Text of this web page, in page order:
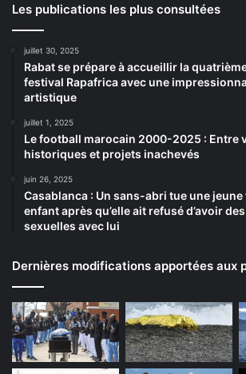
Les publications les plus consultées
juillet 30, 2025
Rabat se prépare à accueillir la
festival Rapafrica avec une
artistique
juillet 1, 2025
Le football marocain 2000-2025 : Entre
historiques et projets inachevés
juin 26, 2025
Casablanca : Un sans-abri tue une jeune
enfant après qu’elle ait refusé d’avoir
sexuelles avec lui
Dernières modifications apportées aux